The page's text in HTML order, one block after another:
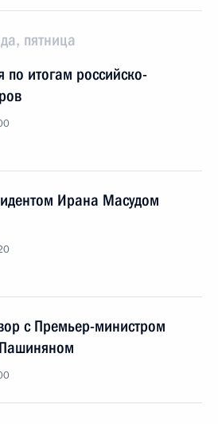
пятница
по итогам российско-
Ирана Масудом
с Премьер-министром